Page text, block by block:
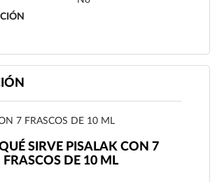
7 FRASCOS DE 10 ML
SIRVE PISALAK CON 7
FRASCOS DE 10 ML